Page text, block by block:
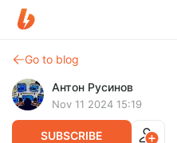
Go to blog
Антон Русинов
Nov 11 2024 15:19
SUBSCRIBE